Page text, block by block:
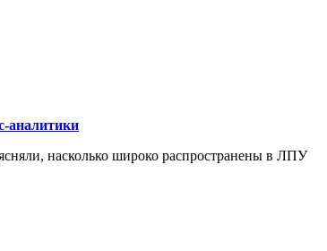
аналитики
насколько широко распространены в ЛПУ